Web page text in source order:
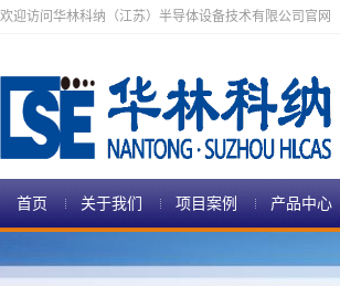
欢迎访问华林科纳（江苏）半导体设备技术有限公司官网
首页 关于我们 项目案例 产品中心